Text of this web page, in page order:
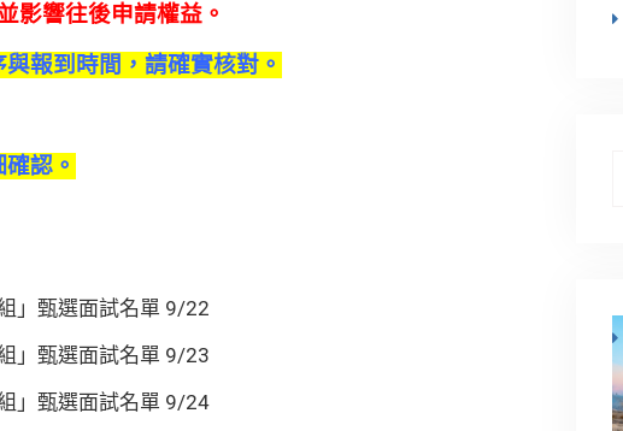
影響往後申請權益。
報到時間，請確實核對。
認。
」甄選面試名單 9/22
」甄選面試名單 9/23
」甄選面試名單 9/24